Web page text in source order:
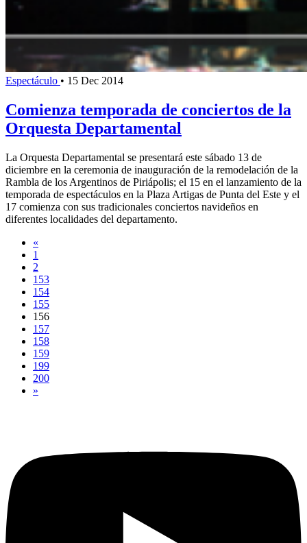
Espectáculo • 15 Dec 2014
Comienza temporada de conciertos de la
Orquesta Departamental
La Orquesta Departamental se presentará este sábado 13 de
diciembre en la ceremonia de inauguración de la remodelación de la
Rambla de los Argentinos de Piriápolis; el 15 en el lanzamiento de la
temporada de espectáculos en la Plaza Artigas de Punta del Este y el
17 comienza con sus tradicionales conciertos navideños en
diferentes localidades del departamento.
«
1
2
153
154
155
156
157
158
159
199
200
»